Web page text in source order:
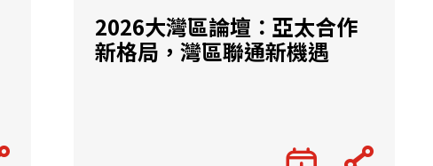
2026大灣區論壇：亞太合作
新格局，灣區聯通新機遇